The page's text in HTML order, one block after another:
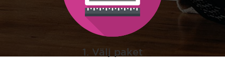
1. Välj paket